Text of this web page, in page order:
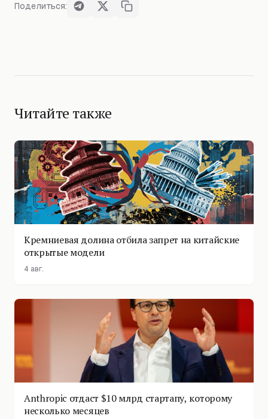
Поделиться:
Читайте также
Кремниевая долина отбила запрет на китайские
открытые модели
4 авг.
Anthropic отдаст $10 млрд стартапу, которому
несколько месяцев